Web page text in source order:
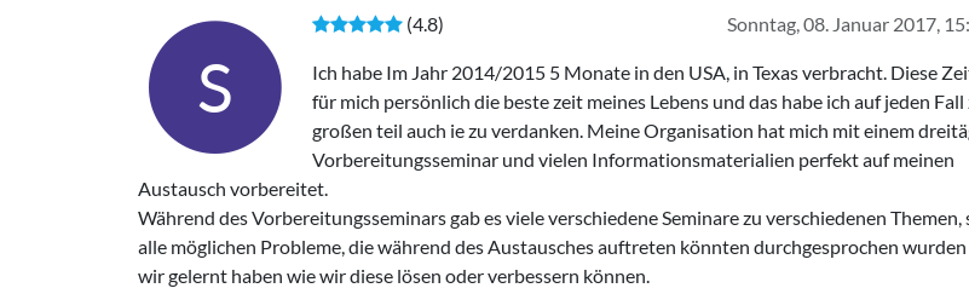
S
Sonntag, 08. Januar 2017,
(4.8)
Ich habe Im Jahr 2014/2015 5 Monate in den USA, in Texas verbracht. Diese
für mich persönlich die beste zeit meines Lebens und das habe ich auf jeden Fall
großen teil auch ie zu verdanken. Meine Organisation hat mich mit einem
Vorbereitungsseminar und vielen Informationsmaterialien perfekt auf meinen
Austausch vorbereitet.
Während des Vorbereitungsseminars gab es viele verschiedene Seminare zu verschiedenen Themen,
alle möglichen Probleme, die während des Austausches auftreten könnten durchgesprochen
wir gelernt haben wie wir diese lösen oder verbessern können.